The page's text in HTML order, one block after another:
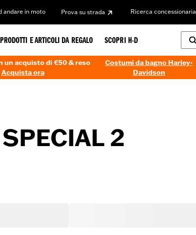
andare in moto Prova su strada Ricerca concessionaria
PRODOTTI E ARTICOLI DA REGALO SCOPRI H-D
un acquisto di €50 & reso
Acquista ora
Costumi da bagno Harley-
Davidson
2